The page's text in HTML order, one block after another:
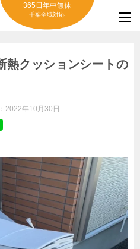
365日年中無休
千葉全域対応
熱クッションシートの
2022年10月30日